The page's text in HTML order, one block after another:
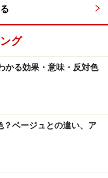
あしらったエレガン
っそりとしたIライン
、大人の女性にふさ
は、フロントのパー
ウエストインして、
。
？
カラーは、健康的
つとした印象を与
グ
かる効果・意味・反対色
？ベージュとの違い、ア